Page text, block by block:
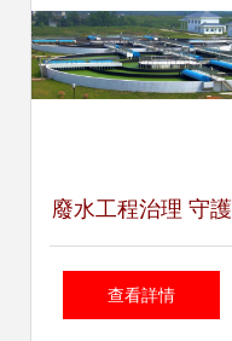
廢水工程治理 守護
綠色家園的科技力
查看詳情